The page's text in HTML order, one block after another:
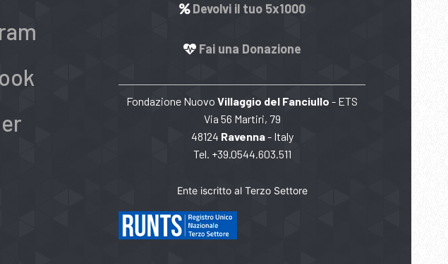
Devolvi il tuo 5x1000
Fai una Donazione
Fondazione Nuovo Villaggio del Fanciullo - ETS
Via 56 Martiri, 79
48124 Ravenna- Italy
Tel. +39.0544.603.511
Ente iscritto al Terzo Settore